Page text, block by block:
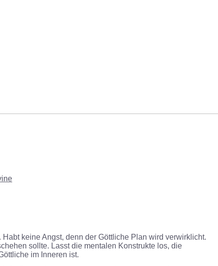
keine Angst, denn der Göttliche Plan wird verwirklicht.
sollte. Lasst die mentalen Konstrukte los, die
im Inneren ist.